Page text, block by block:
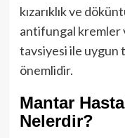
kızarıklık ve
antifungal kremler
tavsiyesi ile uygun
önemlidir.
Mantar
Nelerdir?